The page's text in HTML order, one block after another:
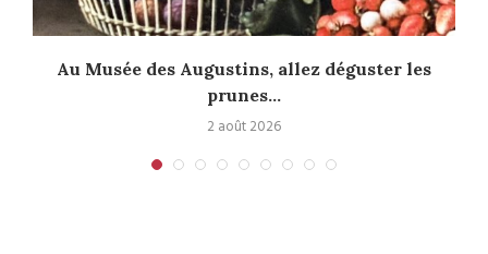
Au Musée des Augustins, allez déguster les
prunes...
2 août 2026